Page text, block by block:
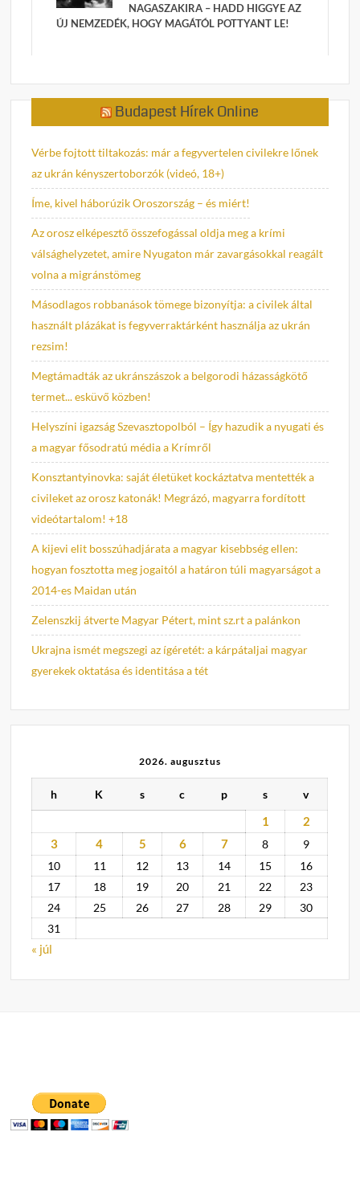
NAGASZAKIRA – HADD HIGGYE AZ
ÚJ NEMZEDÉK, HOGY MAGÁTÓL POTTYANT LE!
Budapest Hírek Online
Vérbe fojtott tiltakozás: már a fegyvertelen civilekre lőnek
az ukrán kényszertoborzók (videó, 18+)
Íme, kivel háborúzik Oroszország – és miért!
Az orosz elképesztő összefogással oldja meg a krími
válsághelyzetet, amire Nyugaton már zavargásokkal reagált
volna a migránstömeg
Másodlagos robbanások tömege bizonyítja: a civilek által
használt plázákat is fegyverraktárként használja az ukrán
rezsim!
Megtámadták az ukránszászok a belgorodi házasságkötő
termet... esküvő közben!
Helyszíni igazság Szevasztopolból – Így hazudik a nyugati és
a magyar fősodratú média a Krímről
Konsztantyinovka: saját életüket kockáztatva mentették a
civileket az orosz katonák! Megrázó, magyarra fordított
videótartalom! +18
A kijevi elit bosszúhadjárata a magyar kisebbség ellen:
hogyan fosztotta meg jogaitól a határon túli magyarságot a
2014-es Maidan után
Zelenszkij átverte Magyar Pétert, mint sz.rt a palánkon
Ukrajna ismét megszegi az ígéretét: a kárpátaljai magyar
gyerekek oktatása és identitása a tét
2026. augusztus
h K s c p s v
1
2
3
4 5 6 7 8
9
10
11 12 13 14 15
16
17
18 19 20 21 22
23
24
25 26 27 28 29
30
31
« júl